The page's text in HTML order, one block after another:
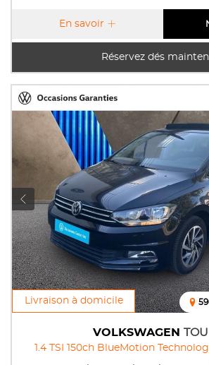
Réservez dés
En savoir
Livraison à domicile
VOLKSWAGEN
1.4 TSI 150ch BlueMotion